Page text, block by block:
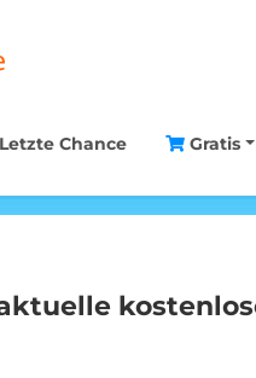
Chance Gratis